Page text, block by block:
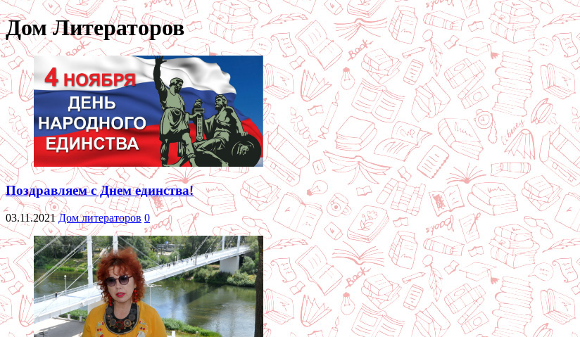
Дом Литераторов
Поздравляем с Днем единства!
03.11.2021 Дом литераторов 0